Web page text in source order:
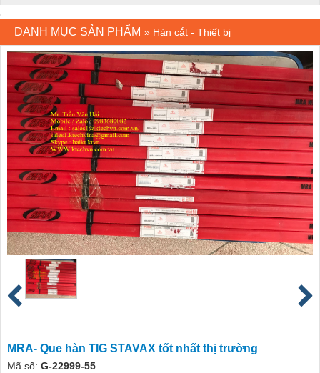
DANH MỤC SẢN PHẨM » Hàn cắt - Thiết bị
MRA- Que hàn TIG STAVAX tốt nhất thị trường
Mã số: G-22999-55